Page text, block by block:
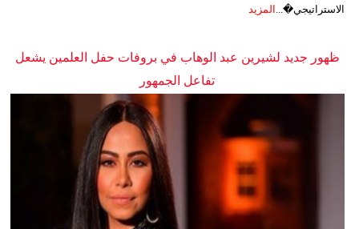
الاستراتيجي�... المزيد
ظهور جديد لشيرين عبد الوهاب في بروفات حفل العلمين يشعل
تفاعل الجمهور